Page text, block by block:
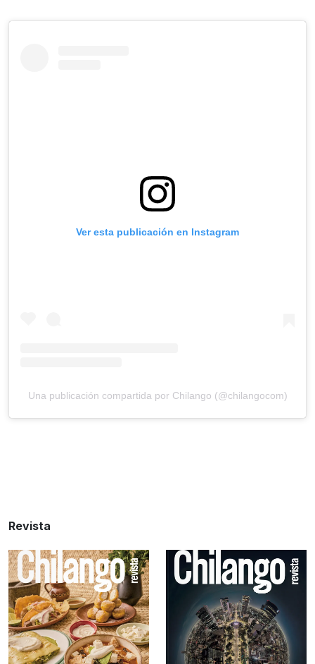
Ver esta publicación en Instagram
Una publicación compartida por Chilango (@chilangocom)
Revista